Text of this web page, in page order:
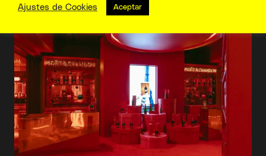
Ajustes de Cookies Aceptar